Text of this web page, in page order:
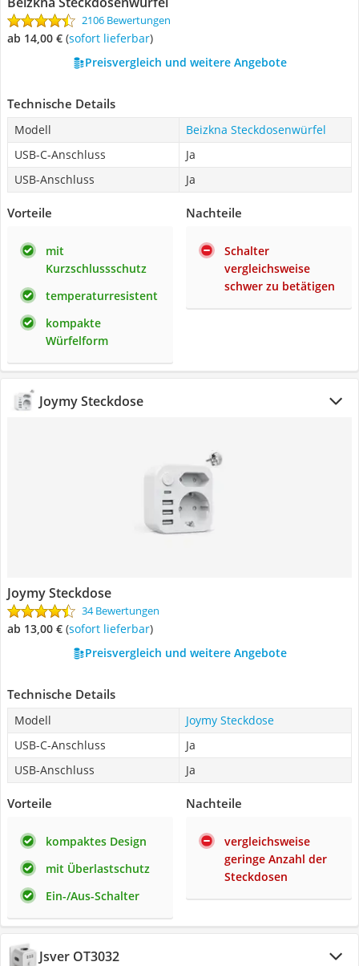
2106 Bewertungen
ab 14,00 € ( Sofort lieferbar)
Preisvergleich und weitere Angebote
Technische Details
Modell
Beizkna Steckdosenwürfel
USB-C-Anschluss
Ja
USB-Anschluss
Ja
Vorteile
mit
Kurzschlussschutz
temperaturresistent
kompakte
Würfelform
Nachteile
Schalter
vergleichsweise
schwer zu betätigen
Joymy Steckdose
Joymy Steckdose
34 Bewertungen
ab 13,00 € ( Sofort lieferbar)
Preisvergleich und weitere Angebote
Technische Details
Modell
Joymy Steckdose
USB-C-Anschluss
Ja
USB-Anschluss
Ja
Vorteile
kompaktes Design
mit Überlastschutz
Ein-/Aus-Schalter
Nachteile
vergleichsweise
geringe Anzahl der
Steckdosen
Jsver OT3032